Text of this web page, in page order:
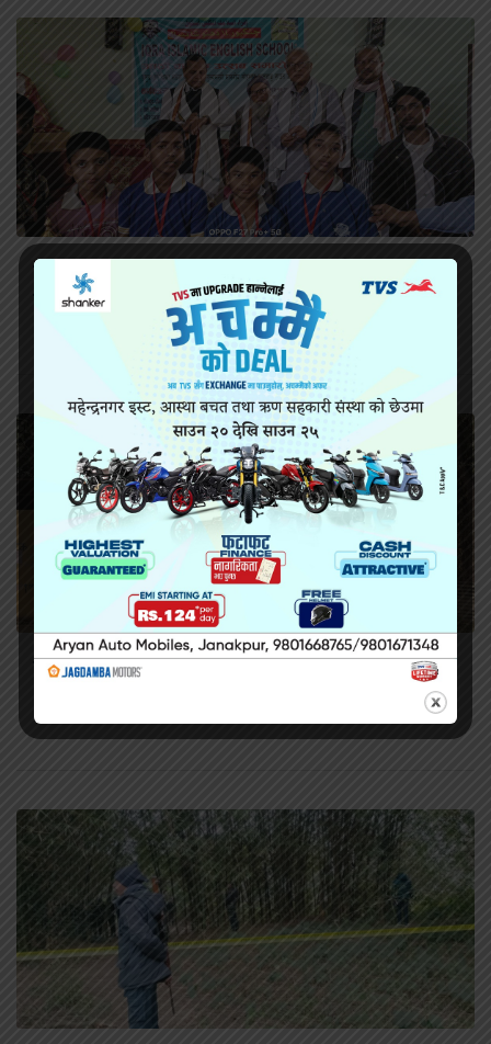
ईकरा इस्लामिक इङलिस स्कुलको आठौं वार्षिक
कार्यक्रम सम्पन्न
सिरहा कारागारको अवस्थाबारे राईनको गम्भीर प्रश्न